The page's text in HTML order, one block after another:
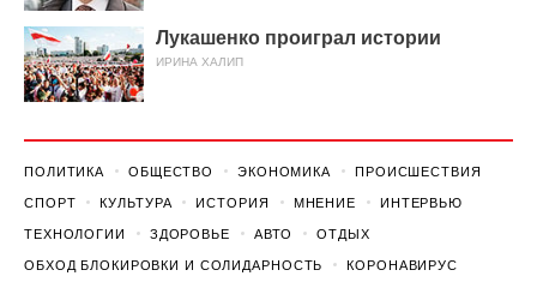
Лукашенко проиграл истории
ИРИНА ХАЛИП
ПОЛИТИКА ОБЩЕСТВО ЭКОНОМИКА ПРОИСШЕСТВИЯ
СПОРТ КУЛЬТУРА ИСТОРИЯ МНЕНИЕ ИНТЕРВЬЮ
ТЕХНОЛОГИИ ЗДОРОВЬЕ АВТО ОТДЫХ
ОБХОД БЛОКИРОВКИ И СОЛИДАРНОСТЬ КОРОНАВИРУС